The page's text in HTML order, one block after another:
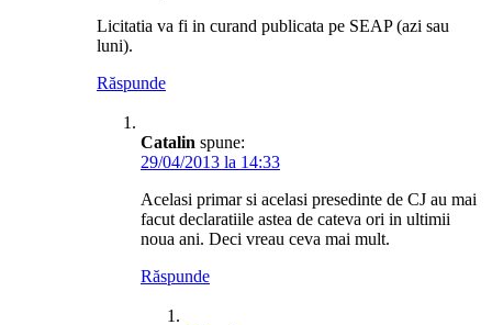
Licitatia va fi in curand publicata pe SEAP (azi sau
luni).
Răspunde
Catalin spune:
29/04/2013 la 14:33
Acelasi primar si acelasi presedinte de CJ au mai
facut declaratiile astea de cateva ori in ultimii
noua ani. Deci vreau ceva mai mult.
Răspunde